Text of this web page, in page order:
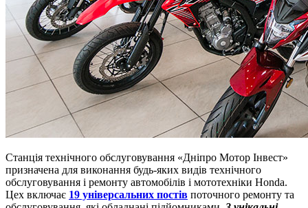
Станція технічного обслуговування «Дніпро Мотор Інвест»
призначена для виконання будь-яких видів технічного
обслуговування і ремонту автомобілів і мототехніки Honda.
Цех включає 19 універсальних постів поточного ремонту та